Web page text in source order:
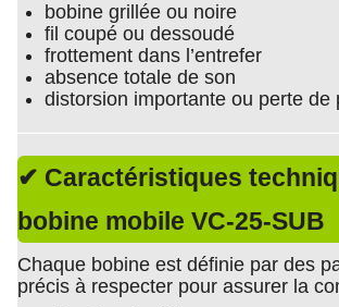
bobine grillée ou noire
fil coupé ou dessoudé
frottement dans l’entrefer
absence totale de son
distorsion importante ou perte de
✔ Caractéristiques
bobine mobile VC-25-SUB
Chaque bobine est définie par des
précis à respecter pour assurer la